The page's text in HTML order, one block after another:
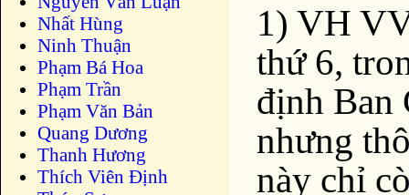
Nhất Hùng
Ninh Thuận
Phạm Bá Hoa
Phạm Trần
Phạm Văn Bản
Quang Dương
Thanh Hương
Thích Viên Định
1) VH
thứ 6,
định Ban
nhưng
này chỉ